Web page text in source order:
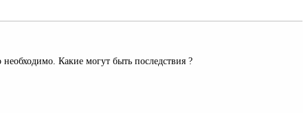
Какие могут быть последствия ?